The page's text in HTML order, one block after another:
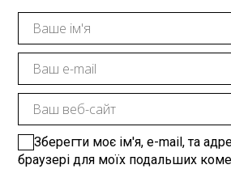
Зберегти моє ім'я, e-mail, та
браузері для моїх подальших